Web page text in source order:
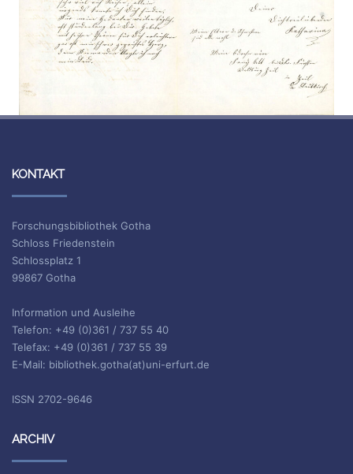
KONTAKT
Forschungsbibliothek Gotha
Schloss Friedenstein
Schlossplatz 1
99867 Gotha
Information und Ausleihe
Telefon: +49 (0)361 / 737 55 40
Telefax: +49 (0)361 / 737 55 39
E-Mail: bibliothek.gotha(at)uni-erfurt.de
ISSN 2702-9646
ARCHIV